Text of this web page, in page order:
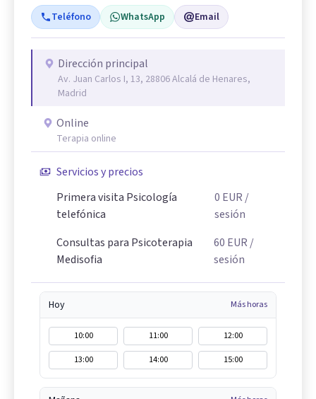
Teléfono WhatsApp Email
Dirección principal
Av. Juan Carlos I, 13, 28806 Alcalá de Henares,
Madrid
Online
Terapia online
Servicios y precios
Primera visita Psicología
telefónica
0 EUR /
sesión
Consultas para Psicoterapia
Medisofia
60 EUR /
sesión
Hoy Más horas
10:00 11:00
12:00
13:00
14:00 15:00